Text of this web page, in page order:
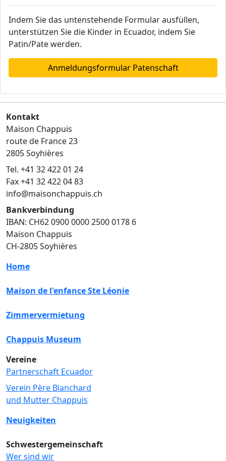
Indem Sie das untenstehende Formular ausfüllen,
unterstützen Sie die Kinder in Ecuador, indem Sie
Patin/Pate werden.
Anmeldungsformular Patenschaft
Kontakt
Maison Chappuis
route de France 23
2805 Soyhières
Tel. +41 32 422 01 24
Fax +41 32 422 04 83
info@maisonchappuis.ch
Bankverbindung
IBAN: CH62 0900 0000 2500 0178 6
Maison Chappuis
CH-2805 Soyhières
Home
Maison de l'enfance Ste Léonie
Zimmervermietung
Chappuis Museum
Vereine
Partnerschaft Ecuador
Verein Père Blanchard
und Mutter Chappuis
Neuigkeiten
Schwestergemeinschaft
Wer sind wir